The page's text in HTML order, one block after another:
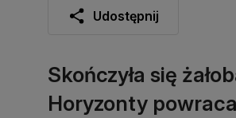
Udostępnij
Skończyła się
Horyzonty